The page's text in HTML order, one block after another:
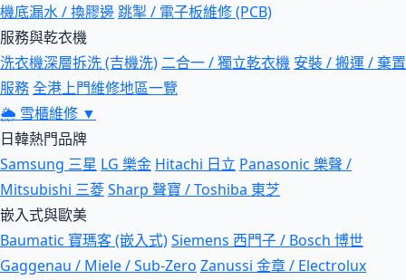
機底漏水 / 換膠邊跳掣 / 電子板維修 (PCB)
服務與乾衣機
洗衣機深層拆洗 (吉機洗) 二合一 / 獨立乾衣機 安裝 / 搬運 / 棄置
服務全港上門維修地區一覽
🌦 雪櫃維修 ▼
日韓熱門品牌
Samsung 三星 LG 樂金 Hitachi 日立 Panasonic 樂聲 /
Mitsubishi 三菱Sharp 聲寶 / Toshiba 東芝
嵌入式與歐美
Baumatic 寶瑪客 (嵌入式)Siemens 西門子 / Bosch 博世
Gaggenau / Miele / Sub-Zero Zanussi 金章 / Electrolux